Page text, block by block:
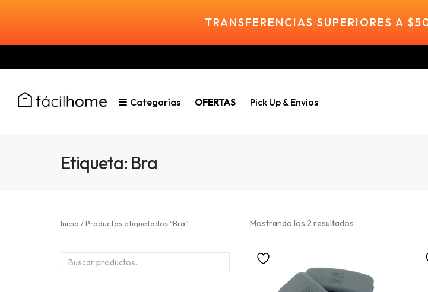
TRANSFERENCIAS SUPERIORES A
Categorías OFERTAS Pick Up & Envíos
Etiqueta: Bra
Mostrando los 2 resultados
Inicio / Productos etiquetados “Bra”
Buscar